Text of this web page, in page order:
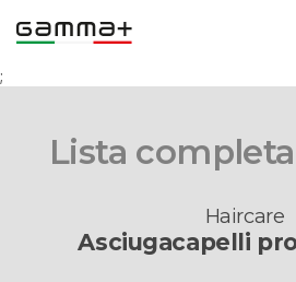
;
Lista
Haircare
Asciugacapelli